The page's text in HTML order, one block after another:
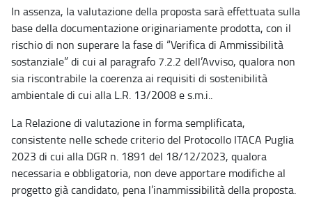
In assenza, la valutazione della proposta sarà effettuata sulla
base della documentazione originariamente prodotta, con il
rischio di non superare la fase di “Verifica di Ammissibilità
sostanziale” di cui al paragrafo 7.2.2 dell’Avviso, qualora non
sia riscontrabile la coerenza ai requisiti di sostenibilità
ambientale di cui alla L.R. 13/2008 e s.m.i..
La Relazione di valutazione in forma semplificata,
consistente nelle schede criterio del Protocollo ITACA Puglia
2023 di cui alla DGR n. 1891 del 18/12/2023, qualora
necessaria e obbligatoria, non deve apportare modifiche al
progetto già candidato, pena l’inammissibilità della proposta.